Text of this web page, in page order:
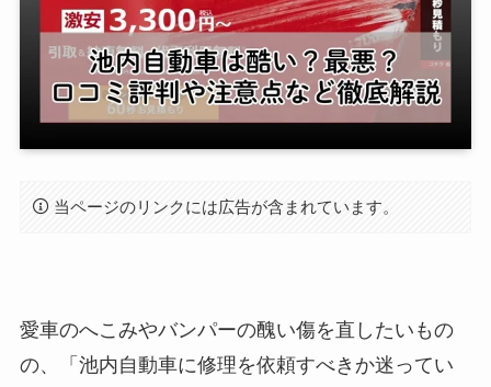
当ページのリンクには広告が含まれています。
愛車のへこみやバンパーの醜い傷を直したいもの
の、「池内自動車に修理を依頼すべきか迷ってい